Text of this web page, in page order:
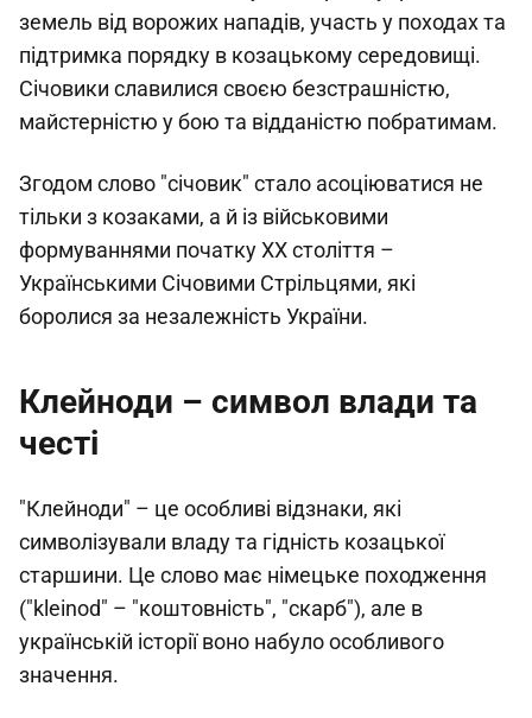
земель від ворожих нападів, участь у походах та
підтримка порядку в козацькому середовищі.
Січовики славилися своєю безстрашністю,
майстерністю у бою та відданістю побратимам.
Згодом слово "січовик" стало асоціюватися не
тільки з козаками, а й із військовими
формуваннями початку ХХ століття –
Українськими Січовими Стрільцями, які
боролися за незалежність України.
Клейноди – символ влади та
честі
"Клейноди" – це особливі відзнаки, які
символізували владу та гідність козацької
старшини. Це слово має німецьке походження
("kleinod" – "коштовність", "скарб"), але в
українській історії воно набуло особливого
значення.